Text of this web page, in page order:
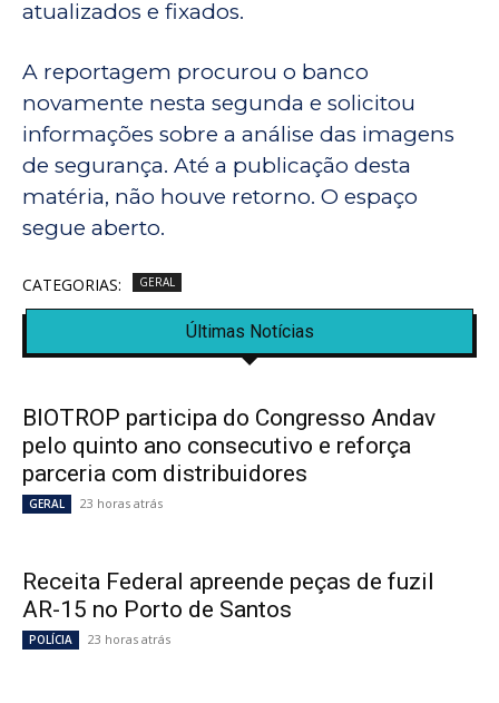
atualizados e fixados.
A reportagem procurou o banco
novamente nesta segunda e solicitou
informações sobre a análise das imagens
de segurança. Até a publicação desta
matéria, não houve retorno. O espaço
segue aberto.
CATEGORIAS: GERAL
Últimas Notícias
BIOTROP participa do Congresso Andav
pelo quinto ano consecutivo e reforça
parceria com distribuidores
GERAL 23 horas atrás
Receita Federal apreende peças de fuzil
AR-15 no Porto de Santos
POLÍCIA 23 horas atrás